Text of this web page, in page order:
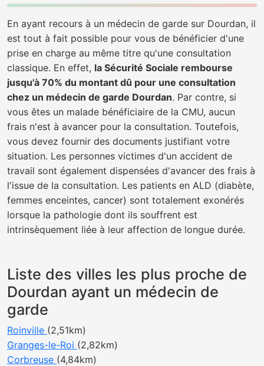
En ayant recours à un médecin de garde sur Dourdan, il
est tout à fait possible pour vous de bénéficier d'une
prise en charge au même titre qu'une consultation
classique. En effet, la Sécurité Sociale rembourse
jusqu'à 70% du montant dû pour une consultation
chez un médecin de garde Dourdan. Par contre, si
vous êtes un malade bénéficiaire de la CMU, aucun
frais n'est à avancer pour la consultation. Toutefois,
vous devez fournir des documents justifiant votre
situation. Les personnes victimes d'un accident de
travail sont également dispensées d'avancer des frais à
l'issue de la consultation. Les patients en ALD (diabète,
femmes enceintes, cancer) sont totalement exonérés
lorsque la pathologie dont ils souffrent est
intrinsèquement liée à leur affection de longue durée.
Liste des villes les plus proche de
Dourdan ayant un médecin de
garde
Roinville (2,51km)
Granges-le-Roi (2,82km)
Corbreuse (4,84km)